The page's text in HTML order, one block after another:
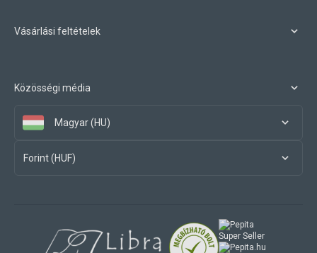
Vásárlási feltételek
Közösségi média
Magyar (HU)
Forint (HUF)